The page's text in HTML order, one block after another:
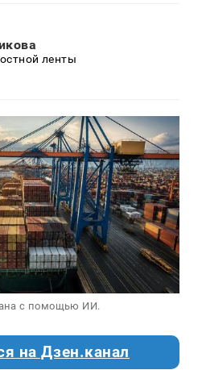
ленты
с помощью ИИ.
на Дзен.канал